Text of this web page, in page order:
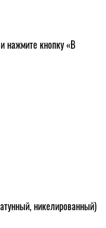
нажмите кнопку «В
никелированный)